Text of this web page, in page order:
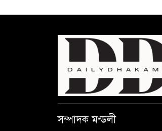
সম্পাদক মন্ডলী